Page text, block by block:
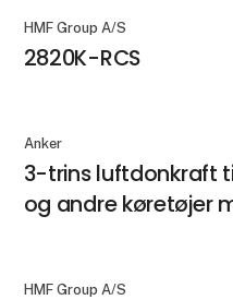
HMF Group A/S
2820K-RCS
Anker
3-trins luftdonkraft
og andre køretøjer
HMF Group A/S